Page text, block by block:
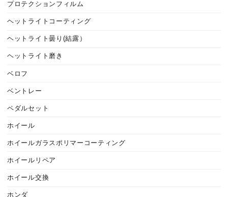
プロテクションフィルム
ヘットライトコーティング
ヘットライト曇り(結露）
ヘットライト磨き
ベロフ
ベントレー
ペダルセット
ホイール
ホイールガラスポリマーコーティング
ホイールリペア
ホイール交換
ホンダ